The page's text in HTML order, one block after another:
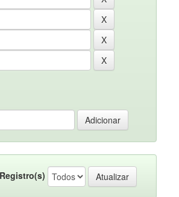
Registro(s)